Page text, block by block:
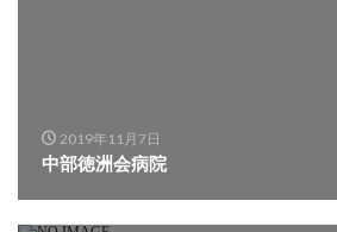
2019年11月7日
中部徳洲会病院